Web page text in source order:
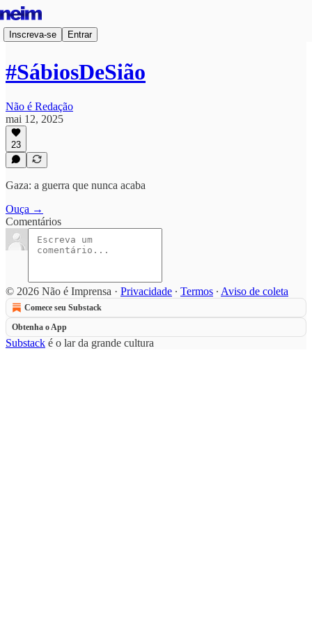
Inscreva-se Entrar
#SábiosDeSião
Não é Redação
mai 12, 2025
23
Gaza: a guerra que nunca acaba
Ouça →
Comentários
© 2026 Não é Imprensa · Privacidade ∙ Termos ∙ Aviso de coleta
Comece seu Substack
Obtenha o App
Substack é o lar da grande cultura